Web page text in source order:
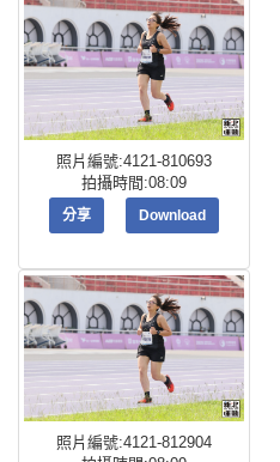
照片編號:4121-810693
拍攝時間:08:09
分享 Download
照片編號:4121-812904